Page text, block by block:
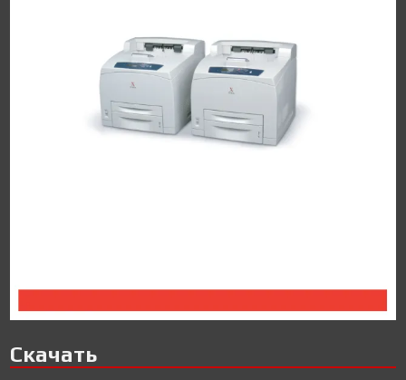
Скачать